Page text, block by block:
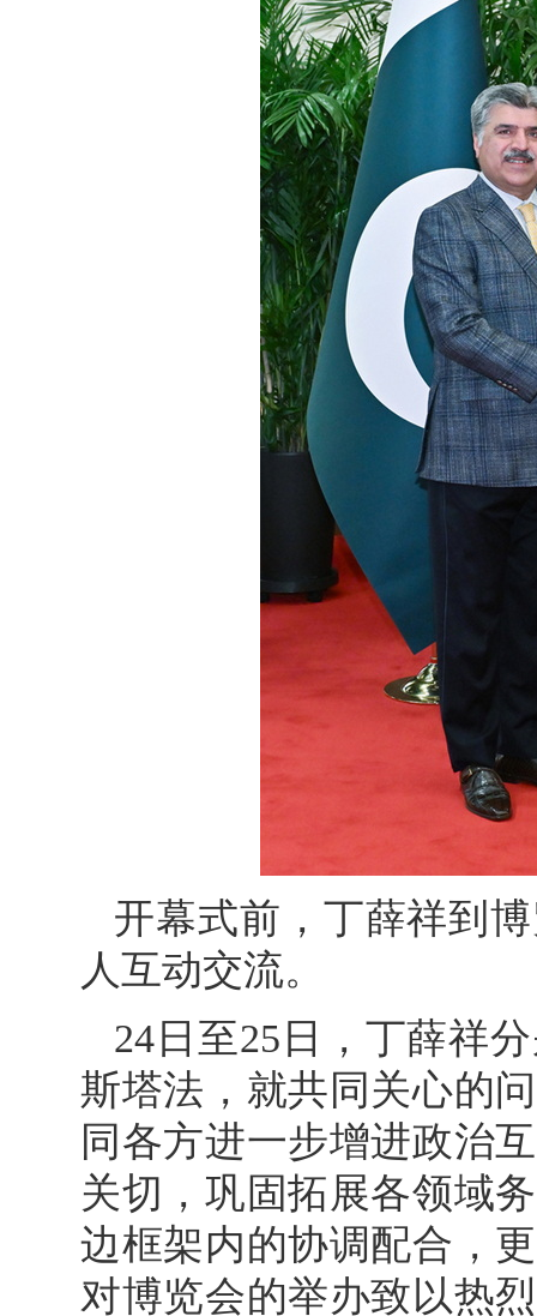
开幕式前，丁薛祥到
人互动交流。
24日至25日，丁薛祥
斯塔法，就共同关心的
同各方进一步增进政治
关切，巩固拓展各领域
边框架内的协调配合，
对博览会的举办致以热